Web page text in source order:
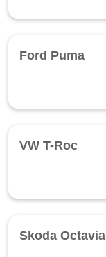
Ford Puma
VW T-Roc
Skoda Octavia